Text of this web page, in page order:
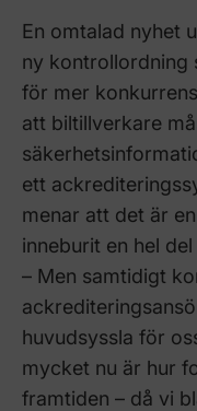
En omtalad nyhet
ny kontrollordning
för mer
att biltillverkare
ett
menar att det är
inneburit en hel
– Men samtidigt
huvudsyssla för
mycket nu är hur
framtiden – då vi